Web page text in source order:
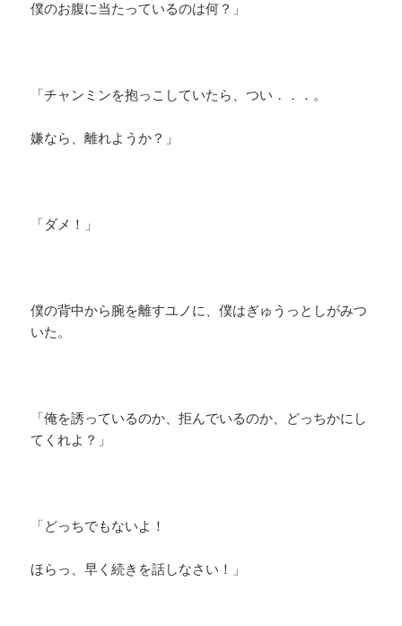
僕のお腹に当たっているのは何？」
「チャンミンを抱っこしていたら、つい．．．。
嫌なら、離れようか？」
「ダメ！」
僕の背中から腕を離すユノに、僕はぎゅうっとしがみつ
いた。
「俺を誘っているのか、拒んでいるのか、どっちかにし
てくれよ？」
「どっちでもないよ！
ほらっ、早く続きを話しなさい！」